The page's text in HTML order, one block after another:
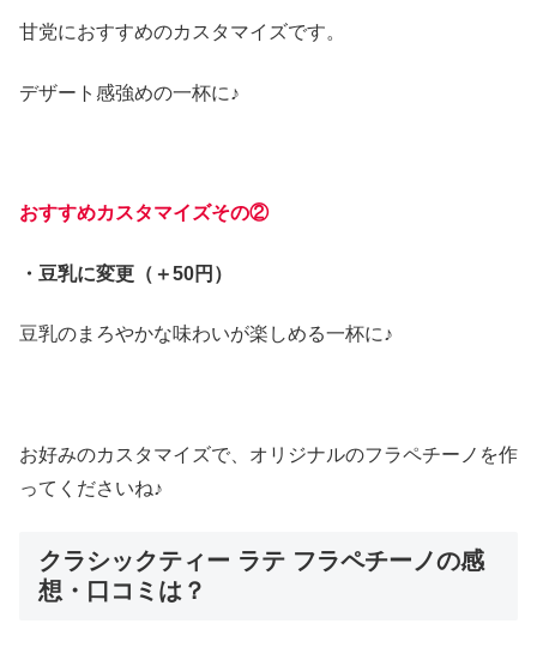
甘党におすすめのカスタマイズです。
デザート感強めの一杯に♪
おすすめカスタマイズその②
・豆乳に変更（＋50円）
豆乳のまろやかな味わいが楽しめる一杯に♪
お好みのカスタマイズで、オリジナルのフラペチーノを作
ってくださいね♪
クラシックティー ラテ フラペチーノの感
想・口コミは？